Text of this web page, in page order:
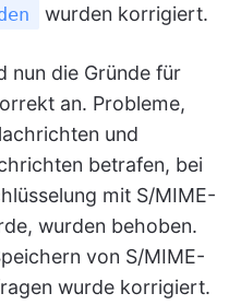
wurden korrigiert.
nun die Gründe für
an. Probleme,
und
betrafen, bei
mit S/MIME-
wurden behoben.
von S/MIME-
wurde korrigiert.